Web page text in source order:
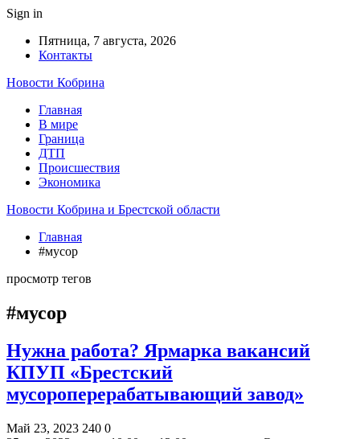
Sign in
Пятница, 7 августа, 2026
Контакты
Новости Кобрина
Главная
В мире
Граница
ДТП
Происшествия
Экономика
Новости Кобрина и Брестской области
Главная
#мусор
просмотр тегов
#мусор
Нужна работа? Ярмарка вакансий
КПУП «Брестский
мусороперерабатывающий завод»
Май 23, 2023 240 0